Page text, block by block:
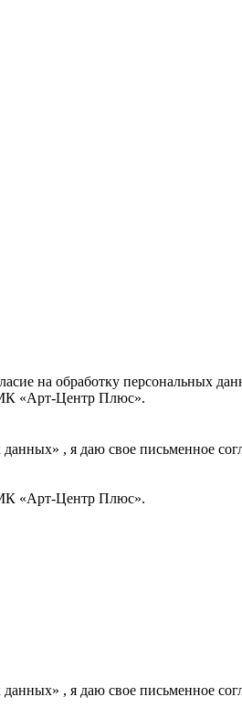
на обработку
«Арт-Центр Плюс».
, я даю свое письменное
«Арт-Центр Плюс».
, я даю свое письменное